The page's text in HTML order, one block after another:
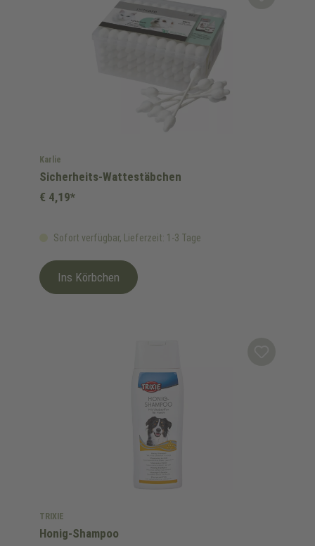
Karlie
Sicherheits-Wattestäbchen
Sofort verfügbar, Lieferzeit: 1-3 Tage
€ 4,19*
Ins Körbchen
TRIXIE
Honig-Shampoo